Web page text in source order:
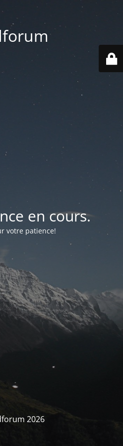
en cours.
votre patience!
2026